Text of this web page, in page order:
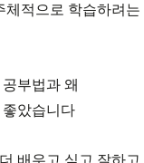
체적으로 학습하려는
부법과 왜
았습니다
배우고 싶고 잘하고